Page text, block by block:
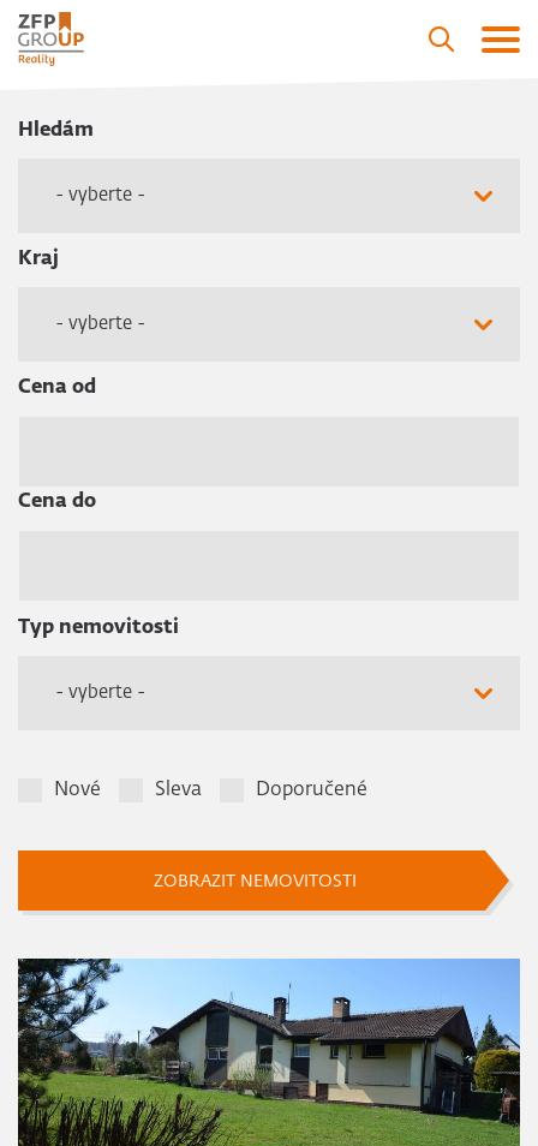
Hledám
- vyberte -
Kraj
- vyberte -
Cena od
Cena do
Typ nemovitosti
- vyberte -
Nové Sleva Doporučené
ZOBRAZIT NEMOVITOSTI